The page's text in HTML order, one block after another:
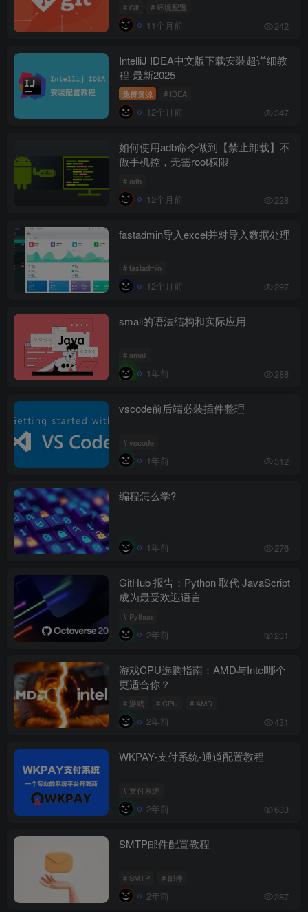
# Git # 环境配置
11个月前 242
IntelliJ IDEA中文版下载安装超详细教
程-最新2025
免费资源 # IDEA
12个月前 347
如何使用adb命令做到【禁止卸载】不
做手机控，无需root权限
# adb
12个月前 228
fastadmin导入excel并对导入数据处理
# fastadmin
12个月前 297
smali的语法结构和实际应用
# smali
1年前 288
vscode前后端必装插件整理
# vscode
1年前 312
编程怎么学?
1年前 276
GitHub 报告：Python 取代 JavaScript
成为最受欢迎语言
# Python
2年前 231
游戏CPU选购指南：AMD与Intel哪个
更适合你？
# 游戏 # CPU # AMD
2年前 431
WKPAY-支付系统-通道配置教程
# 支付系统
2年前 633
SMTP邮件配置教程
# SMTP # 邮件
2年前 287